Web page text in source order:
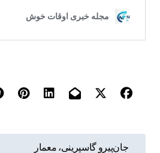
جان‌پیرو گاسپرینی، معمار